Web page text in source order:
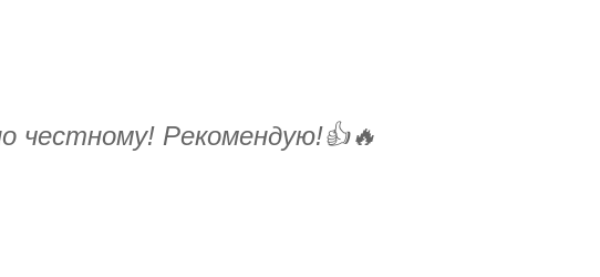
честному! Рекомендую!👍🔥